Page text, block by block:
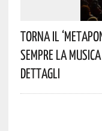
Torna Il
Sempre La
Dettagli